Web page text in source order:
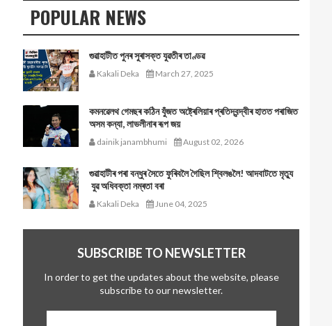
POPULAR NEWS
গুৱাহাটীত পুনৰ সুৰাসক্ত যুৱতীৰ তাণ্ডৱ
Kakali Deka March 27, 2025
কমনৱেলথ গেমছৰ কঠিন যুঁজত অষ্ট্ৰেলিয়াৰ প্ৰতিদ্বন্দ্বীৰ হাতত পৰাজিত
অসম কন্যা, লাভলীনাৰ ৰূপ জয়
dainik janambhumi August 02, 2026
গুৱাহাটীৰ পৰা বন্ধুৰ সৈতে ফুৰিবলৈ গৈছিল শ্বিলঙলৈ! আদবাটতে মৃত্যু
যুৱ অধিবক্তা নম্ৰতা বৰা
Kakali Deka June 04, 2025
SUBSCRIBE TO NEWSLETTER
In order to get the updates about the website, please
subscribe to our newsletter.